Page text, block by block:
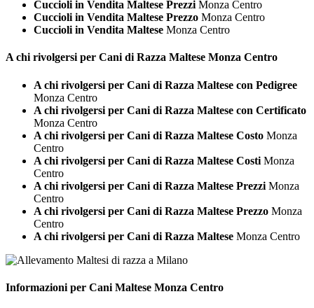
Cuccioli in Vendita Maltese Prezzi Monza Centro
Cuccioli in Vendita Maltese Prezzo Monza Centro
Cuccioli in Vendita Maltese Monza Centro
A chi rivolgersi per Cani di Razza Maltese Monza Centro
A chi rivolgersi per Cani di Razza Maltese con Pedigree
Monza Centro
A chi rivolgersi per Cani di Razza Maltese con Certificato
Monza Centro
A chi rivolgersi per Cani di Razza Maltese Costo Monza
Centro
A chi rivolgersi per Cani di Razza Maltese Costi Monza
Centro
A chi rivolgersi per Cani di Razza Maltese Prezzi Monza
Centro
A chi rivolgersi per Cani di Razza Maltese Prezzo Monza
Centro
A chi rivolgersi per Cani di Razza Maltese Monza Centro
Informazioni per Cani Maltese Monza Centro